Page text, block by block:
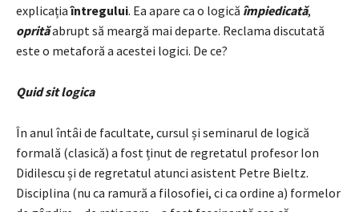
explicațiaîntregului. Ea apare ca o logică împiedicată,
oprităabrupt să meargă mai departe. Reclama discutată
este o metaforă a acestei logici. De ce?
Quid sit logica
În anul întâi de facultate, cursul și seminarul de logică
formală (clasică) a fost ținut de regretatul profesor Ion
Didilescu și de regretatul atunci asistent Petre Bieltz.
Disciplina (nu ca ramură a filosofiei, ci ca ordine a) formelor